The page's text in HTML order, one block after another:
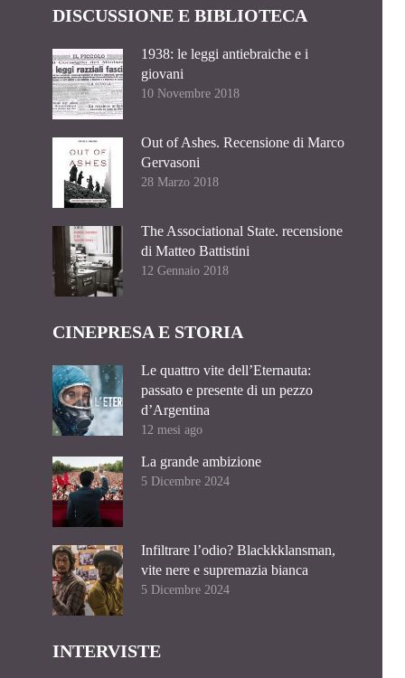
DISCUSSIONE E BIBLIOTECA
1938: le leggi antiebraiche e i
giovani
10 Novembre 2018
Out of Ashes. Recensione di Marco
Gervasoni
28 Marzo 2018
The Associational State. recensione
di Matteo Battistini
12 Gennaio 2018
CINEPRESA E STORIA
Le quattro vite dell’Eternauta:
passato e presente di un pezzo
d’Argentina
12 mesi ago
La grande ambizione
5 Dicembre 2024
Infiltrare l’odio? Blackkklansman,
vite nere e supremazia bianca
5 Dicembre 2024
INTERVISTE